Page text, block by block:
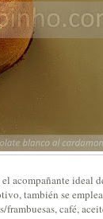
acompañante ideal
también se
frambuesas, café,